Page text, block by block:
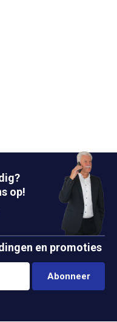
op!
en promoties
Abonneer